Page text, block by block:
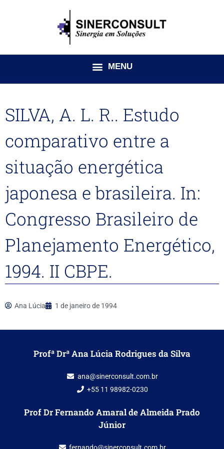
SILVA, A. L. R.. Estudo
comparativo entre a
situação energética
japonesa e brasileira. In:
Congresso Brasileiro de
Planejamento Energético,
1994. II CBPE.
Ana Lúcia 1 de janeiro de 1994
Profª Drª Ana Lúcia Rodrigues da Silva
ana@sinerconsult.com.br
+55 11 98982-0230
Prof Dr Fernando Amaral de Almeida Prado
Júnior
fernando@sinerconsult.com.br